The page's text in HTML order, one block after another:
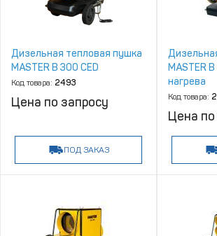
Дизельная тепловая пушка
MASTER B 300 CED
Код товара: 2493
Цена по запросу
ПОД ЗАКАЗ
MASTER
нагрева
Код товара:
Цена по